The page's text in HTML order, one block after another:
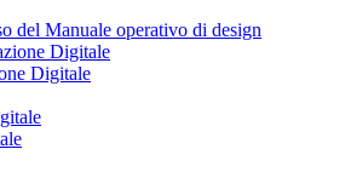
del Manuale operativo di design
Digitale